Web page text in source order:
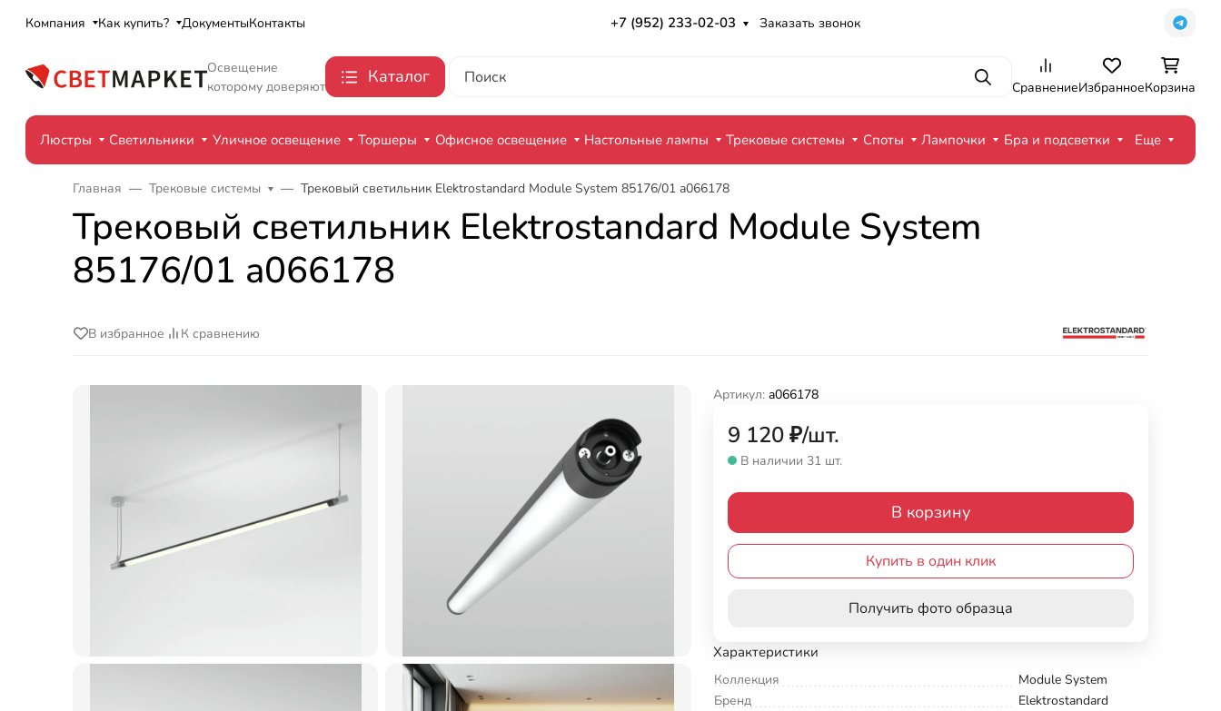
Компания Как купить? ДокументыКонтакты +7 (952) 233-02-03 Заказать звонок
Освещение
которому доверяют
Каталог ПоискСравнениеИзбранноеКорзина
Люстры Светильники Уличное освещение Торшеры Офисное освещение Настольные лампы Трековые системы Споты Лампочки Бра и подсветки Еще
Главная Трековые системы Трековый светильник Elektrostandard Module System 85176/01 a066178
Трековый светильник Elektrostandard Module System
85176/01 a066178
В избранное К сравнению
Артикул: a066178
9 120₽/шт.
В наличии 31 шт.
В корзину
Купить в один клик
Получить фото образца
Характеристики
Коллекция
Module System
Бренд
Elektrostandard